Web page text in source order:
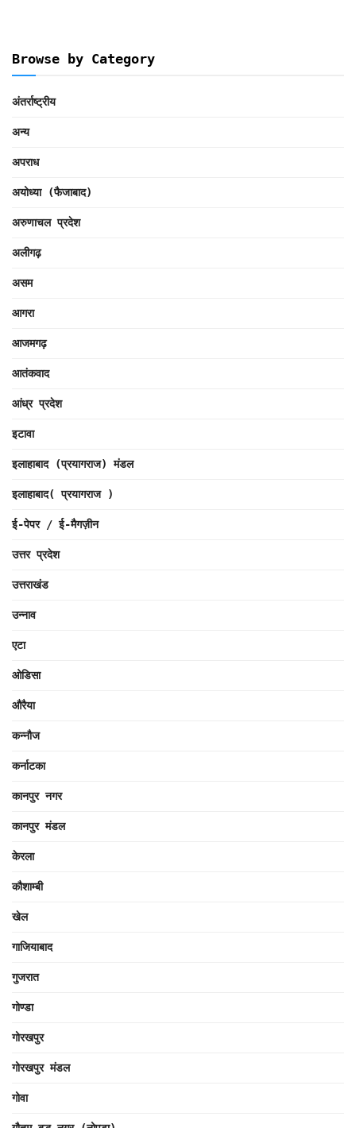
Browse by Category
अंतर्राष्ट्रीय
अन्य
अपराध
अयोध्या (फैजाबाद)
अरुणाचल प्रदेश
अलीगढ़
असम
आगरा
आजमगढ़
आतंकवाद
आंध्र प्रदेश
इटावा
इलाहाबाद (प्रयागराज) मंडल
इलाहाबाद( प्रयागराज )
ई-पेपर / ई-मैगज़ीन
उत्तर प्रदेश
उत्तराखंड
उन्नाव
एटा
ओडिसा
औरैया
कन्नौज
कर्नाटका
कानपुर नगर
कानपुर मंडल
केरला
कौशाम्बी
खेल
गाजियाबाद
गुजरात
गोण्डा
गोरखपुर
गोरखपुर मंडल
गोवा